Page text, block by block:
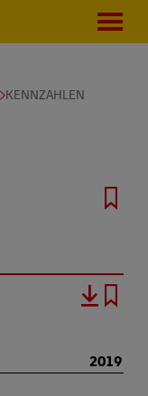
KENNZAHLEN
2019